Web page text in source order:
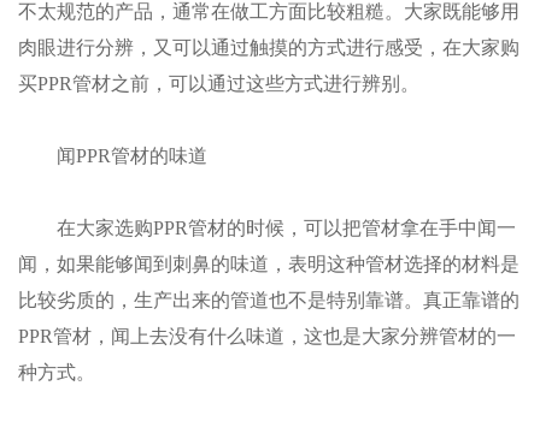
不太规范的产品，通常在做工方面比较粗糙。大家既能够用
肉眼进行分辨，又可以通过触摸的方式进行感受，在大家购
买PPR管材之前，可以通过这些方式进行辨别。
闻PPR管材的味道
在大家选购PPR管材的时候，可以把管材拿在手中闻一
闻，如果能够闻到刺鼻的味道，表明这种管材选择的材料是
比较劣质的，生产出来的管道也不是特别靠谱。真正靠谱的
PPR管材，闻上去没有什么味道，这也是大家分辨管材的一
种方式。